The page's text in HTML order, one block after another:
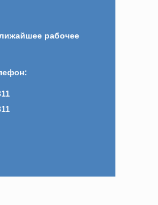
рабочее